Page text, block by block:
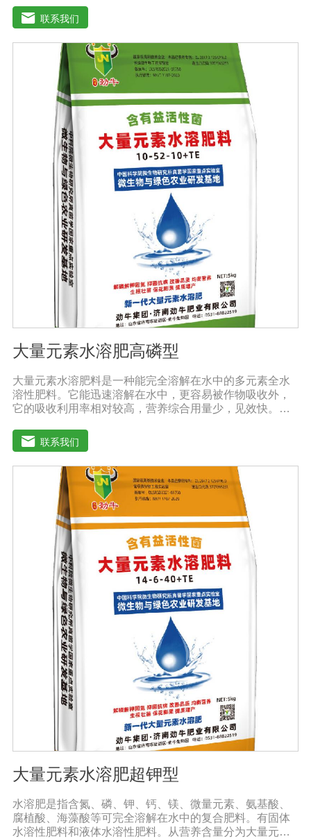
刺激调节植物生长; 并且能产生抗生素、系统防卫酶等多种
物质, 可以抑制细菌或真菌性病害或诱导系统抗性, 间接达
到促进植物生长的作用。【产品功能】1、改善土填养分疏
松土壤, 提高土壤通透性和保水保肥能力, 增加土壤有机质
防止板结, 有效解决因连工连作、重茬等原因造成的减产问
题。2、解磷解钾、提高化肥利用率有效菌能分解土壤中的
有机质, 减少氨肥的流失; 其中解钾解磷菌能将土壤中固化
的化学钾肥、化学磷肥分解转化为速效钾、速效磷。3、改
善作物品质使用菌剂后, 作物中的蛋白质、糖分、氮基酸、
维生素等有益成分含量有所提高, 起到改善作物品质的作
用。4、增强作物的抗逆性能、提高产量分泌赤霉素、细胞
分裂素、生长素等活性物质, 刺激、调节、促进作物的生长
发育, 增强农作物的抗逆性能, 有利于农作物的增产5、预
防、抑制细菌、真菌性病害如:小麦根腐病、镰刀菌、姜腐
病、黄萎病、灰葡萄孢、香蕉与棉花等枯萎病。
联系我们
大量元素水溶肥高磷型
大量元素水溶肥料是一种能完全溶解在水中的多元素全水
溶性肥料。它能迅速溶解在水中，更容易被作物吸收外，
它的吸收利用率相对较高，营养综合用量少，见效快。用
体肥料。使用方法：灌溉施肥，灌溉包括灌溉、滴灌等灌
溉方式，不仅节约用水，而且节约施肥，而且植物吸收
快。叶面施肥，将肥料稀释溶解在水中喷洒叶面，或溶解
在水中，均匀喷洒叶面，通过叶面孔进入植物，植物可以
通过叶片营养吸收，大大提高了肥料的吸收利用效率。利
用大量元素水溶性肥料收获的农产品，大大降低了农药残
留，确保了食用的绿色和安全。此外，作物中蛋白质、
糖、氨基酸、维生素等有益成分的含量显著增加，颗粒丰
满光滑，蔬菜和水果颜色明亮，也能减少烟硝酸盐的积
累，提高农产品的安全性。
联系我们
大量元素水溶肥超钾型
水溶肥是指含氮、磷、钾、钙、镁、微量元素、氨基酸、
腐植酸、海藻酸等可完全溶解在水中的复合肥料。有固体
水溶性肥料和液体水溶性肥料。从营养含量分为大量元素